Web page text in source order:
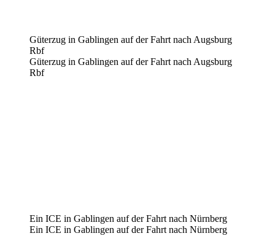
Güterzug in Gablingen auf der Fahrt nach Augsburg
Rbf
Güterzug in Gablingen auf der Fahrt nach Augsburg
Rbf
Ein ICE in Gablingen auf der Fahrt nach Nürnberg
Ein ICE in Gablingen auf der Fahrt nach Nürnberg